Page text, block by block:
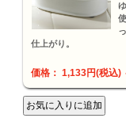
仕上がり。
価格： 1,133円(税込)